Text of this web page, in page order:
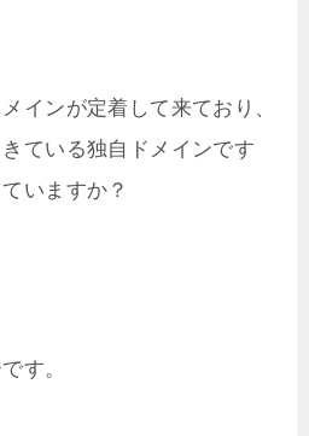
インが定着して来ており、
ている独自ドメインです
いますか？
す。